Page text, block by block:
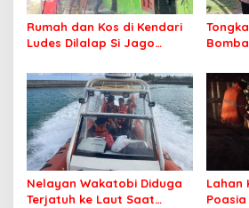
Rumah dan Kos di Kendari
Ludes Dilalap Si Jago
Nelayan Wakatobi Diduga
Terjatuh ke Laut Saat
Lahan